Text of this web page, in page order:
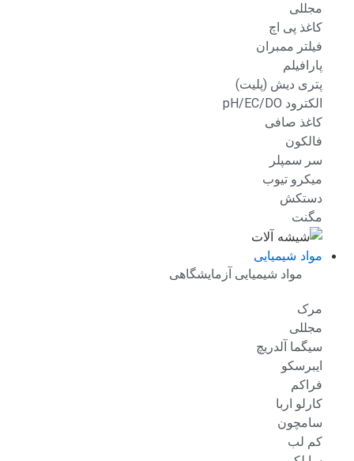
مجللی
کاغذ پی اچ
فیلتر ممبران
پارافیلم
پتری دیش (پلیت)
الکترود pH/EC/DO
کاغذ صافی
فالکون
سر سمپلر
میکرو تیوب
دستکش
مگنت
مواد شیمیایی
مواد شیمیایی آزمایشگاهی
مرک
مجللی
سیگما آلدریچ
ایبرسکو
فراکم
کارلو اربا
سامچون
کم لب